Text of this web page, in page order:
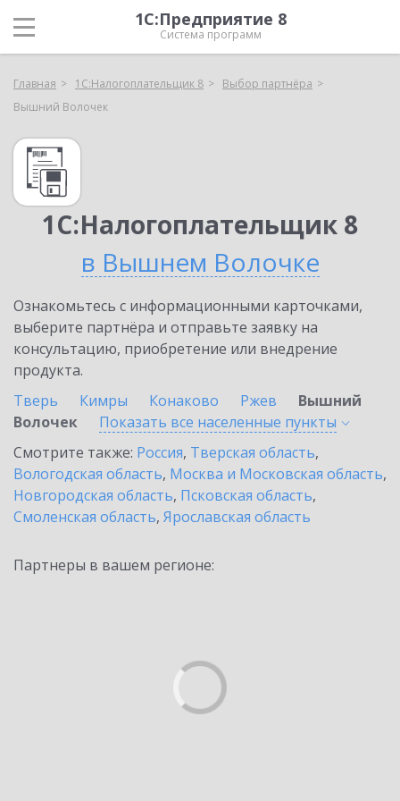
1С:Предприятие 8
Система программ
Главная 1С:Налогоплательщик 8
Выбор партнёра
Вышний Волочек
1С:Налогоплательщик 8
в Вышнем Волочке
Ознакомьтесь с информационными карточками,
выберите партнёра и отправьте заявку на
консультацию, приобретение или внедрение
продукта.
Тверь
Кимры Конаково Ржев
Вышний
Волочек
Показать все населенные пункты
Смотрите также: Россия, Тверская область,
Вологодская область, Москва и Московская область,
Новгородская область, Псковская область,
Смоленская область, Ярославская область
Партнеры в вашем регионе: